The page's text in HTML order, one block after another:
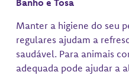
Banho e Tosa
Manter a higiene do seu
regulares ajudam a
saudável. Para animais
adequada pode ajudar a